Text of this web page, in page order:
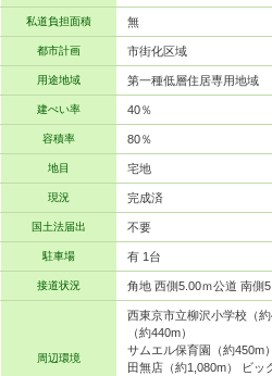
私道負担面積 無
都市計画 市街化区域
用途地域 第一種低層住居専用地域
建ぺい率 40％
容積率 80％
地目 宅地
現況 完成済
国土法届出 不要
駐車場 有 1台
接道状況 角地 西側5.00ｍ公道 南側
周辺環境
西東京市立柳沢小学校（
（約440m）
サムエル保育園（約450m
田無店（約1,080m） ビッ